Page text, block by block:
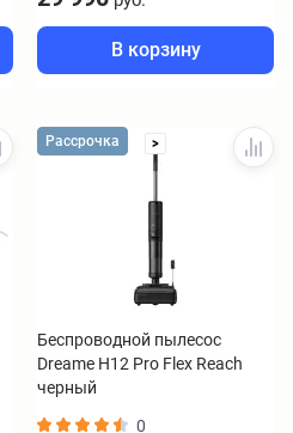
В корзину
Рассрочка >
Беспроводной пылесос
Dreame H12 Pro Flex Reach
черный
0